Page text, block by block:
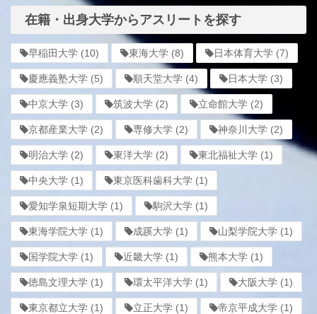
在籍・出身大学からアスリートを探す
早稲田大学 (10) 東海大学 (8) 日本体育大学 (7)
慶應義塾大学 (5) 順天堂大学 (4) 日本大学 (3)
中京大学 (3) 筑波大学 (2) 立命館大学 (2)
京都産業大学 (2) 専修大学 (2) 神奈川大学 (2)
明治大学 (2) 東洋大学 (2) 東北福祉大学 (1)
中央大学 (1) 東京医科歯科大学 (1)
愛知学泉短期大学 (1) 駒沢大学 (1)
東海学院大学 (1) 成蹊大学 (1) 山梨学院大学 (1)
国学院大学 (1) 近畿大学 (1) 熊本大学 (1)
徳島文理大学 (1) 環太平洋大学 (1) 大阪大学 (1)
東京都立大学 (1) 立正大学 (1) 帝京平成大学 (1)